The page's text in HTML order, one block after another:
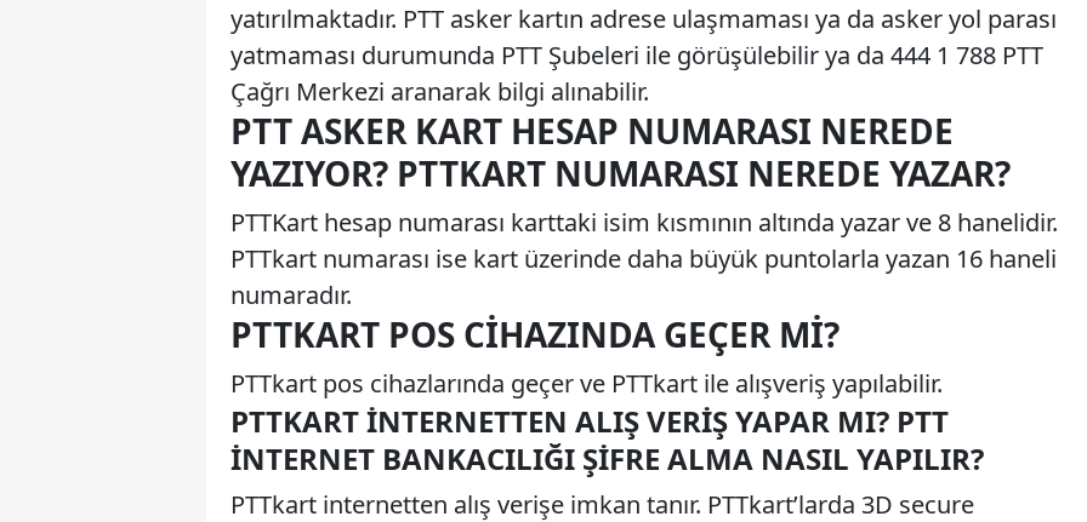
yatırılmaktadır. PTT asker kartın adrese ulaşmaması ya da asker yol parası
yatmaması durumunda PTT Şubeleri ile görüşülebilir ya da 444 1 788 PTT
Çağrı Merkezi aranarak bilgi alınabilir.
PTT ASKER KART HESAP NUMARASI NEREDE
YAZIYOR? PTTKART NUMARASI NEREDE YAZAR?
PTTKart hesap numarası karttaki isim kısmının altında yazar ve 8 hanelidir.
PTTkart numarası ise kart üzerinde daha büyük puntolarla yazan 16 haneli
numaradır.
PTTKART POS CIHAZINDA GEÇER MI?
PTTkart pos cihazlarında geçer ve PTTkart ile alışveriş yapılabilir.
PTTKART İNTERNETTEN ALIŞ VERIŞ YAPAR MI? PTT
İNTERNET BANKACILIĞI ŞIFRE ALMA NASIL YAPILIR?
PTTkart internetten alış verişe imkan tanır. PTTkart’larda 3D secure